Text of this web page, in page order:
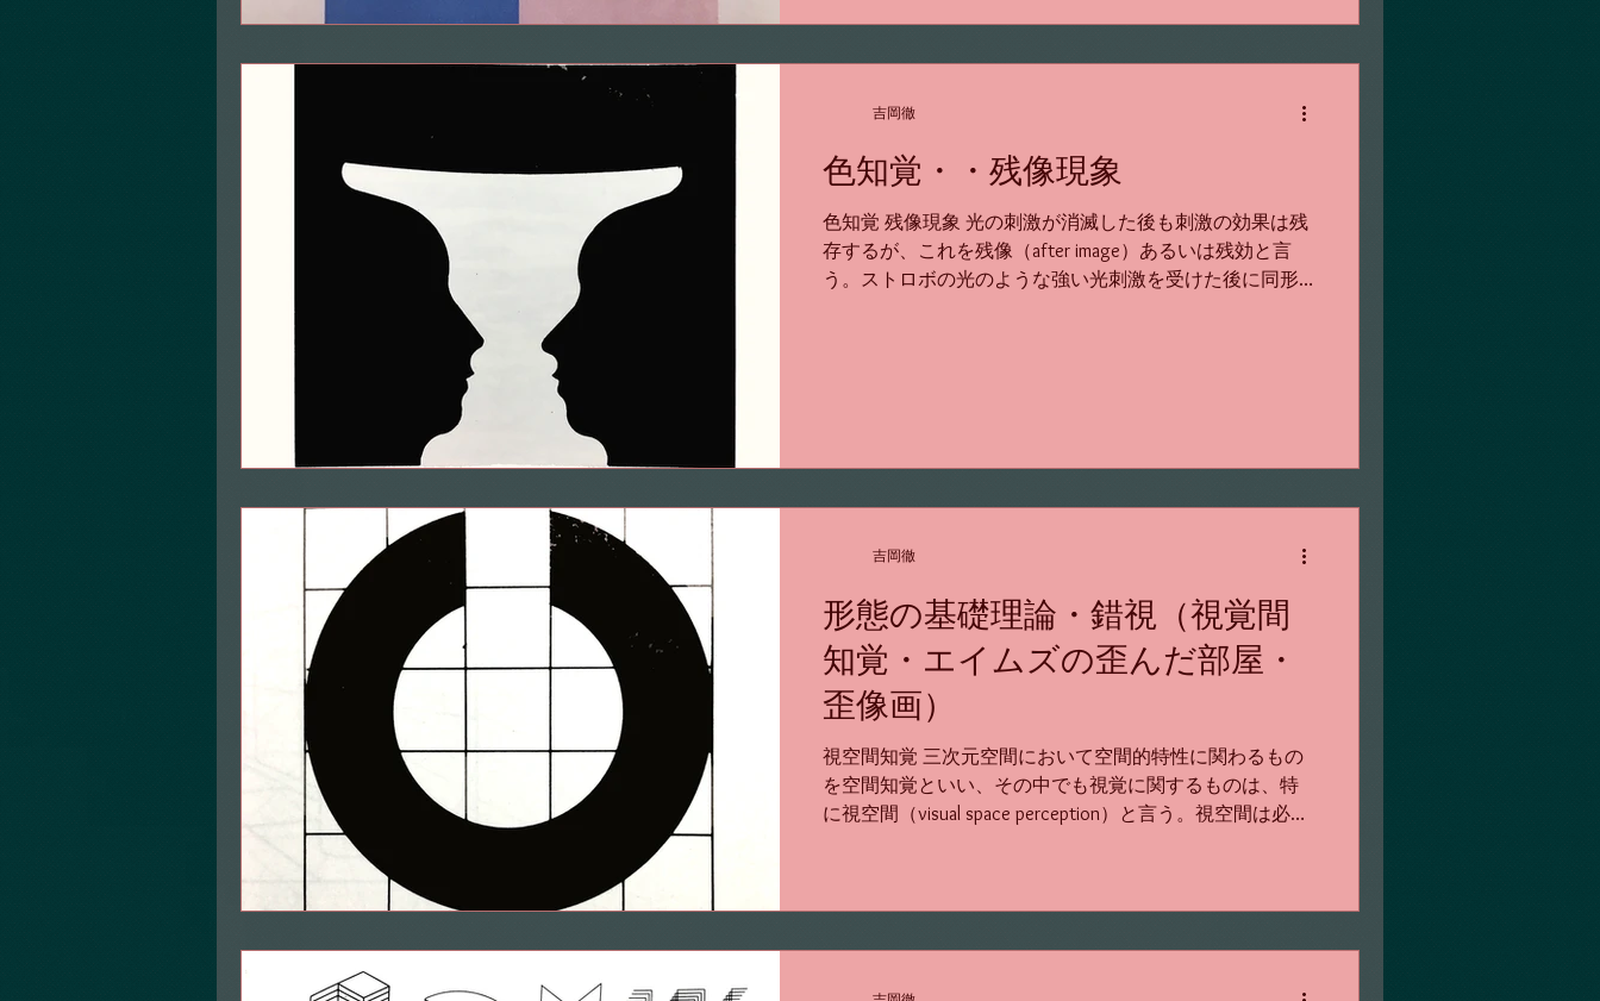
色知覚・・残像現象
色知覚 残像現象 光の刺激が消滅した後も刺激の効果は残
存するが、これを残像（after image）あるいは残効と言
う。ストロボの光のような強い光刺激を受けた後に同形
吉岡徹
形態の基礎理論・錯視（視覚間
知覚・エイムズの歪んだ部屋・
歪像画）
視空間知覚 三次元空間において空間的特性に関わるもの
を空間知覚といい、その中でも視覚に関するものは、特
に視空間（visual space perception）と言う。視空間は必ず
吉岡徹